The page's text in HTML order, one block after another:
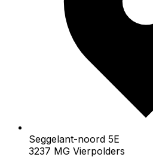
Seggelant-noord 5E
3237 MG Vierpolders